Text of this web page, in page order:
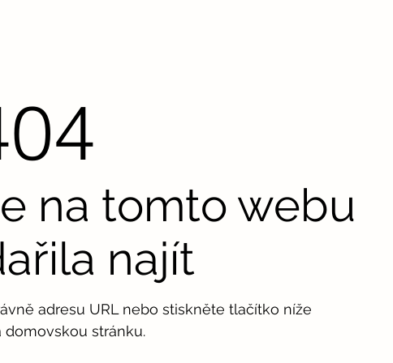
na tomto webu
najít
adresu URL nebo stiskněte tlačítko níže
domovskou stránku.